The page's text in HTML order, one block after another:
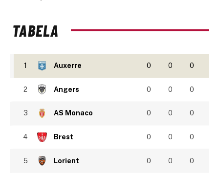
TABELA
1 Auxerre 0 0 0
2 Angers 0 0 0
3 AS Monaco 0 0 0
4 Brest 0 0 0
5 Lorient 0 0 0